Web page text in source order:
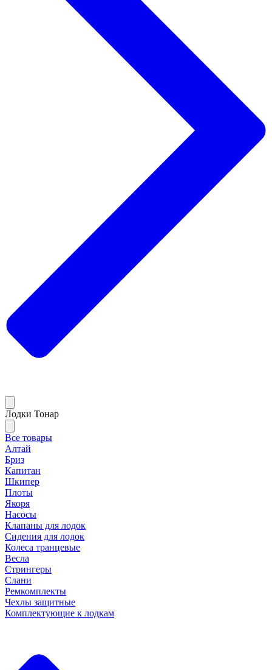
Лодки Тонар
Все товары
Алтай
Бриз
Капитан
Шкипер
Плоты
Якоря
Насосы
Клапаны для лодок
Сидения для лодок
Колеса транцевые
Весла
Стрингеры
Слани
Ремкомплекты
Чехлы защитные
Комплектующие к лодкам